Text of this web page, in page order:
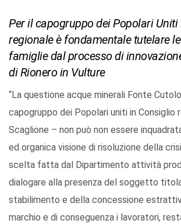
Per il capogruppo dei Popolari
regionale è fondamentale tutelare
famiglie dal processo di
di Rionero in Vulture
“La questione acque minerali Fonte
capogruppo dei Popolari uniti in Consiglio
Scaglione – non può non essere
ed organica visione di risoluzione della
scelta fatta dal Dipartimento attività
dialogare alla presenza del soggetto
stabilimento e della concessione
marchio e di conseguenza i lavoratori,